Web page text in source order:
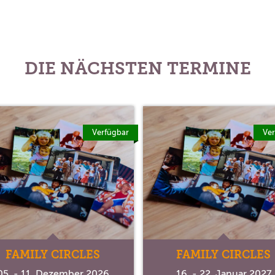
DIE NÄCHSTEN TERMINE
Verfügbar
FAMILY CIRCLES FAMILY CIRCLES